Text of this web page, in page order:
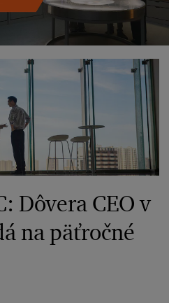
Dôvera CEO v
na päťročné